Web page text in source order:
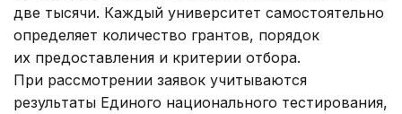
две тысячи. Каждый университет самостоятельно
определяет количество грантов, порядок
их предоставления и критерии отбора.
При рассмотрении заявок учитываются
результаты Единого национального тестирования,